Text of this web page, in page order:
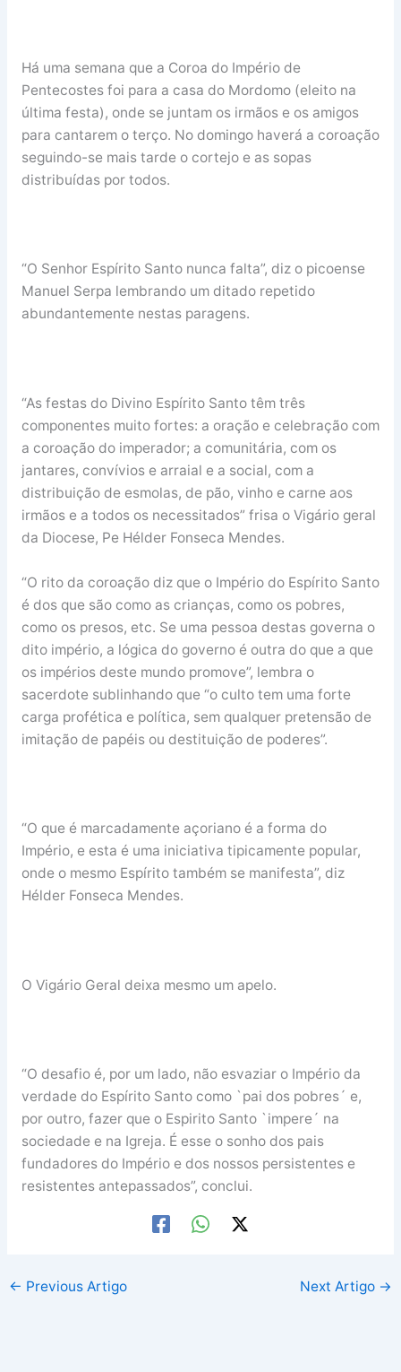
Há uma semana que a Coroa do Império de
Pentecostes foi para a casa do Mordomo (eleito na
última festa), onde se juntam os irmãos e os amigos
para cantarem o terço. No domingo haverá a coroação
seguindo-se mais tarde o cortejo e as sopas
distribuídas por todos.
“O Senhor Espírito Santo nunca falta”, diz o picoense
Manuel Serpa lembrando um ditado repetido
abundantemente nestas paragens.
“As festas do Divino Espírito Santo têm três
componentes muito fortes: a oração e celebração com
a coroação do imperador; a comunitária, com os
jantares, convívios e arraial e a social, com a
distribuição de esmolas, de pão, vinho e carne aos
irmãos e a todos os necessitados” frisa o Vigário geral
da Diocese, Pe Hélder Fonseca Mendes.
“O rito da coroação diz que o Império do Espírito Santo
é dos que são como as crianças, como os pobres,
como os presos, etc. Se uma pessoa destas governa o
dito império, a lógica do governo é outra do que a que
os impérios deste mundo promove”, lembra o
sacerdote sublinhando que “o culto tem uma forte
carga profética e política, sem qualquer pretensão de
imitação de papéis ou destituição de poderes”.
“O que é marcadamente açoriano é a forma do
Império, e esta é uma iniciativa tipicamente popular,
onde o mesmo Espírito também se manifesta”, diz
Hélder Fonseca Mendes.
O Vigário Geral deixa mesmo um apelo.
“O desafio é, por um lado, não esvaziar o Império da
verdade do Espírito Santo como `pai dos pobres´ e,
por outro, fazer que o Espirito Santo `impere´ na
sociedade e na Igreja. É esse o sonho dos pais
fundadores do Império e dos nossos persistentes e
resistentes antepassados”, conclui.
← Previous Artigo Next Artigo →